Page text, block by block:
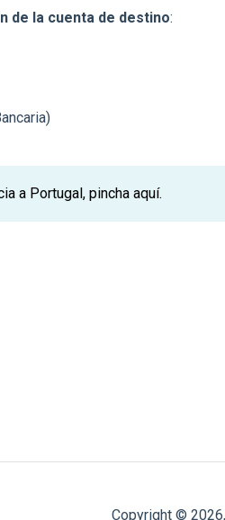
de la cuenta de destino:
a Portugal, pincha aquí.
Copyright ©